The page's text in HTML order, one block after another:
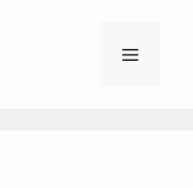
Menu